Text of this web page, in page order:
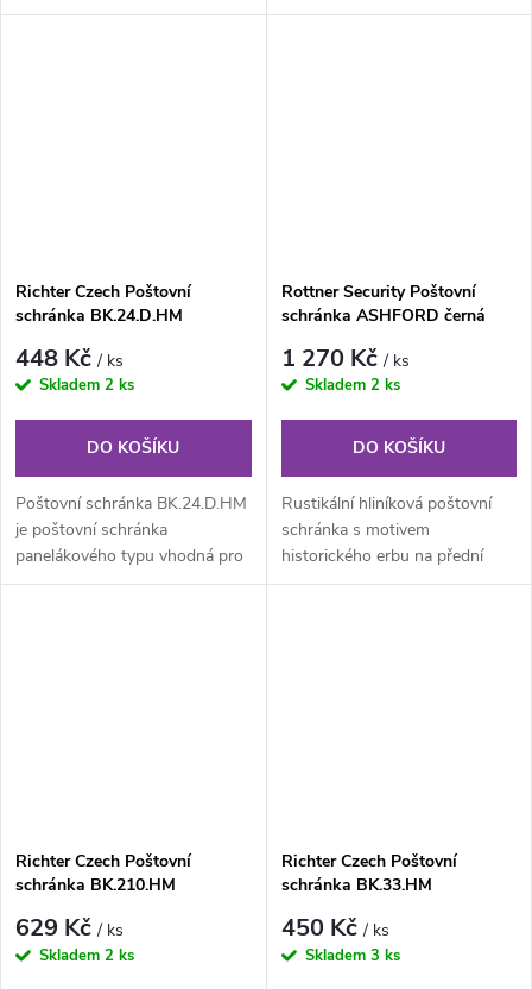
vhozem a předním výběrem
Richter Czech Poštovní
schránka BK.24.D.HM
448 Kč/ ks
Skladem 2 ks
DO KOŠÍKU
Poštovní schránka BK.24.D.HM
je poštovní schránka
panelákového typu vhodná pro
použití do nástěnných sestav
Rottner Security Poštovní
schránka ASHFORD černá
1 270 Kč/ ks
Skladem 2 ks
DO KOŠÍKU
Rustikální hliníková poštovní
schránka s motivem
historického erbu na přední
straně. Poštovní schránka je
Richter Czech Poštovní
schránka BK.210.HM
629 Kč/ ks
Skladem 2 ks
Richter Czech Poštovní
schránka BK.33.HM
450 Kč/ ks
Skladem 3 ks